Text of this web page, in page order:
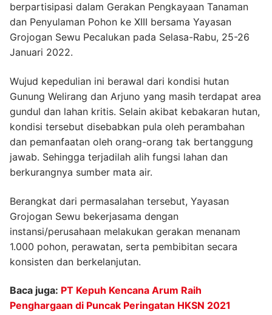
berpartisipasi dalam Gerakan Pengkayaan Tanaman
dan Penyulaman Pohon ke XIII bersama Yayasan
Grojogan Sewu Pecalukan pada Selasa-Rabu, 25-26
Januari 2022.
Wujud kepedulian ini berawal dari kondisi hutan
Gunung Welirang dan Arjuno yang masih terdapat area
gundul dan lahan kritis. Selain akibat kebakaran hutan,
kondisi tersebut disebabkan pula oleh perambahan
dan pemanfaatan oleh orang-orang tak bertanggung
jawab. Sehingga terjadilah alih fungsi lahan dan
berkurangnya sumber mata air.
Berangkat dari permasalahan tersebut, Yayasan
Grojogan Sewu bekerjasama dengan
instansi/perusahaan melakukan gerakan menanam
1.000 pohon, perawatan, serta pembibitan secara
konsisten dan berkelanjutan.
Baca juga: PT Kepuh Kencana Arum Raih
Penghargaan di Puncak Peringatan HKSN 2021